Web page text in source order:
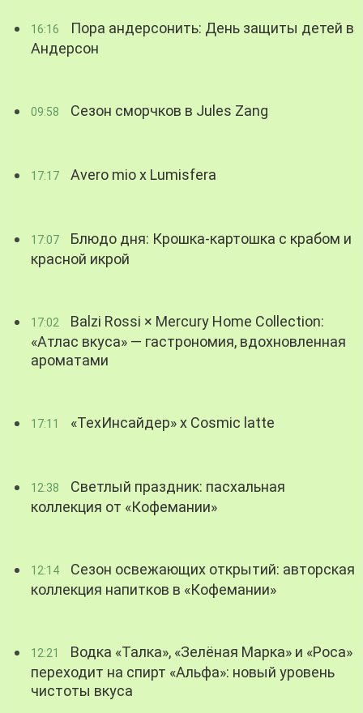
16:16
Пора андерсонить: День защиты детей в
Андерсон
09:58 Сезон сморчков в Jules Zang
17:17 Avero mio x Lumisfera
17:07
Блюдо дня: Крошка-картошка с крабом и
красной икрой
17:02
Balzi Rossi × Mercury Home Collection:
«Атлас вкуса» — гастрономия, вдохновленная
ароматами
17:11 «ТехИнсайдер» х Cosmic latte
12:38
Светлый праздник: пасхальная
коллекция от «Кофемании»
12:14
Сезон освежающих открытий: авторская
коллекция напитков в «Кофемании»
12:21
Водка «Талка», «Зелёная Марка» и «Роса»
переходит на спирт «Альфа»: новый уровень
чистоты вкуса